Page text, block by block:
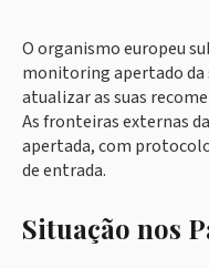
O organismo europeu
monitoring apertado da
atualizar as suas
As fronteiras externas
apertada, com
de entrada.
Situação nos